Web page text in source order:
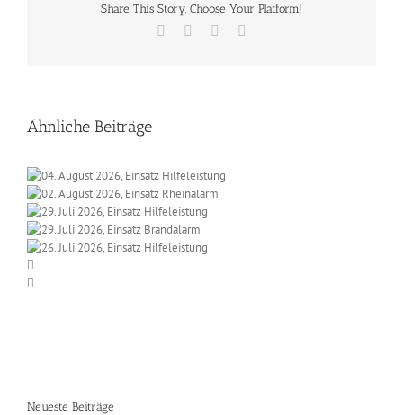
Share This Story, Choose Your Platform!
Facebook
Ähnliche Beiträge
Neueste Beiträge